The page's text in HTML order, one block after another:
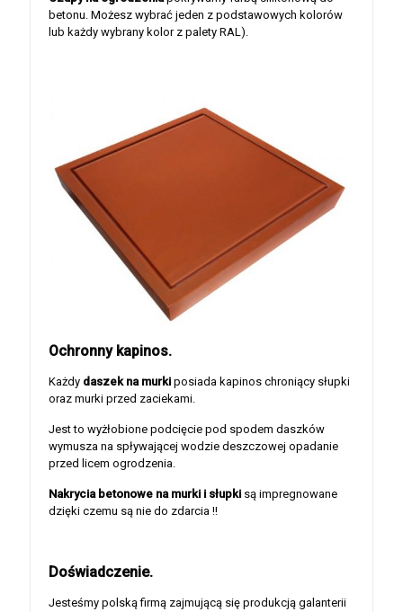
betonu. Możesz wybrać jeden z podstawowych kolorów
lub każdy wybrany kolor z palety RAL).
Ochronny kapinos.
Każdy daszek na murki posiada kapinos chroniący słupki
oraz murki przed zaciekami.
Jest to wyżłobione podcięcie pod spodem daszków
wymusza na spływającej wodzie deszczowej opadanie
przed licem ogrodzenia.
Nakrycia betonowe na murki i słupki są impregnowane
dzięki czemu są nie do zdarcia !!
Doświadczenie.
Jesteśmy polską firmą zajmującą się produkcją galanterii